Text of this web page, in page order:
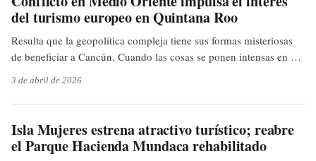
del turismo europeo en Quintana Roo
Resulta que la geopolítica compleja tiene sus formas misteriosas
de beneficiar a Cancún. Cuando las cosas se ponen intensas en el
que no sea un plan de marketing sostenible; pero por lo pronto, a
darle la bienvenida a todos, ¿no?
3 de abril de 2026
Isla Mujeres estrena atractivo turístico; reabre
el Parque Hacienda Mundaca rehabilitado